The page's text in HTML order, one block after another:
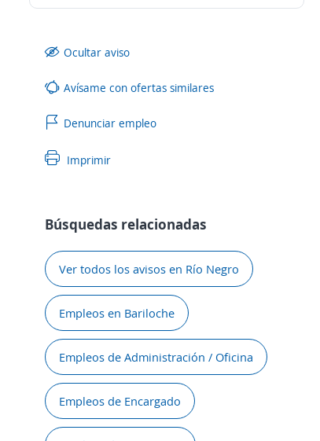
Ocultar aviso
Avísame con ofertas similares
Denunciar empleo
Imprimir
Búsquedas relacionadas
Ver todos los avisos en Río Negro
Empleos en Bariloche
Empleos de Administración / Oficina
Empleos de Encargado